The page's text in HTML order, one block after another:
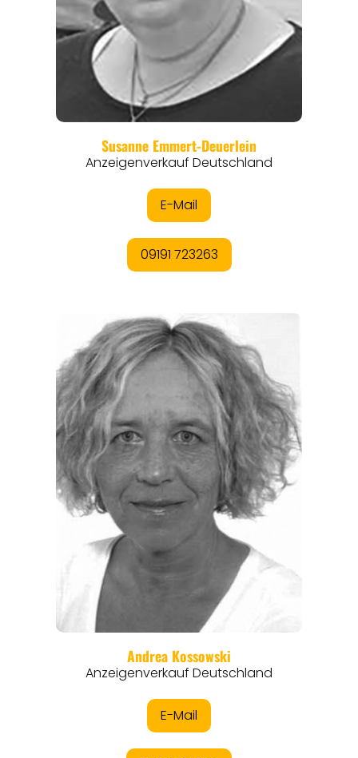
REGIONEN
ORTE
EVENTS
REISEFÜHRER
REISEMAGAZINE
ANGEBOTE